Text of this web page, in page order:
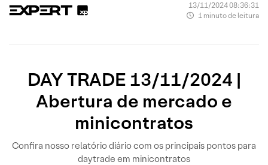
13/11/2024 08:36:31
1 minuto de leitura
DAY TRADE 13/11/2024 |
Abertura de mercado e
minicontratos
Confira nosso relatório diário com os principais pontos para
daytrade em minicontratos